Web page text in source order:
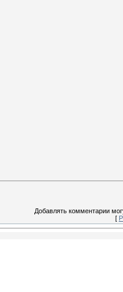
Добавлять комментарии
[